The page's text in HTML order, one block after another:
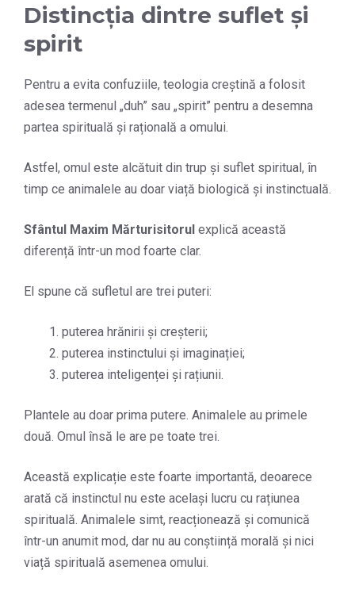
Distincția dintre suflet și
spirit
Pentru a evita confuziile, teologia creștină a folosit
adesea termenul „duh” sau „spirit” pentru a desemna
partea spirituală și rațională a omului.
Astfel, omul este alcătuit din trup și suflet spiritual, în
timp ce animalele au doar viață biologică și instinctuală.
Sfântul Maxim Mărturisitorul explică această
diferență într-un mod foarte clar.
El spune că sufletul are trei puteri:
puterea hrănirii și creșterii;
puterea instinctului și imaginației;
puterea inteligenței și rațiunii.
Plantele au doar prima putere. Animalele au primele
două. Omul însă le are pe toate trei.
Această explicație este foarte importantă, deoarece
arată că instinctul nu este același lucru cu rațiunea
spirituală. Animalele simt, reacționează și comunică
într-un anumit mod, dar nu au conștiință morală și nici
viață spirituală asemenea omului.